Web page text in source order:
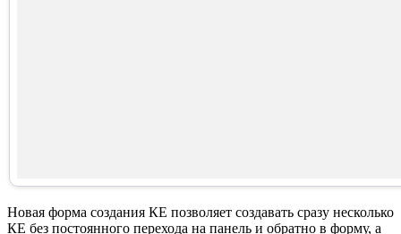
Новая форма создания КЕ позволяет создавать сразу несколько
КЕ без постоянного перехода на панель и обратно в форму, а